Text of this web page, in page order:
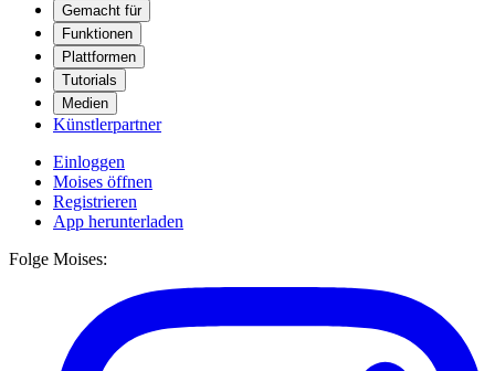
Gemacht für
Funktionen
Plattformen
Tutorials
Medien
Künstlerpartner
Einloggen
Moises öffnen
Registrieren
App herunterladen
Folge Moises: